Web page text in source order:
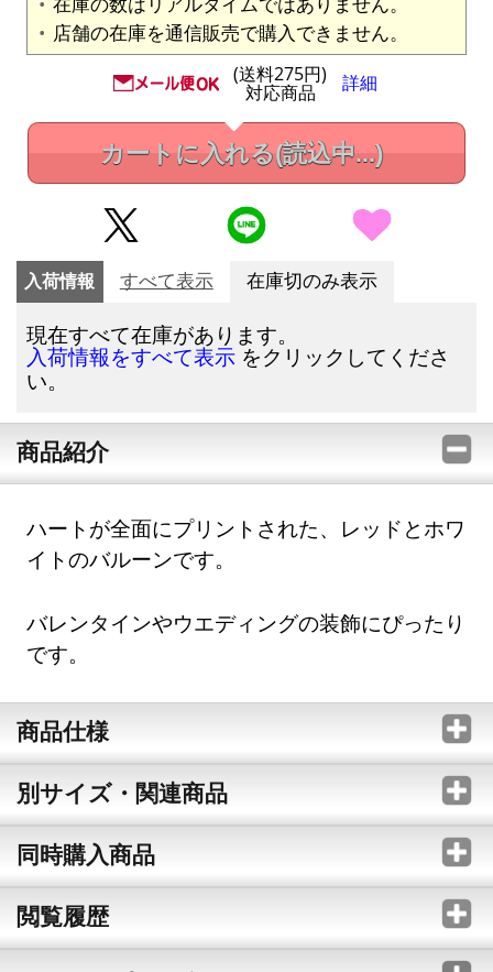
店舗の在庫を通信販売で購入できません。
(送料275円)
対応商品 詳細
カートに入れる(読込中...)
入荷情報 すべて表示 在庫切のみ表示
現在すべて在庫があります。
入荷情報をすべて表示 をクリックしてくださ
い。
商品紹介
ハートが全面にプリントされた、レッドとホワ
イトのバルーンです。
バレンタインやウエディングの装飾にぴったり
です。
商品仕様
別サイズ・関連商品
同時購入商品
閲覧履歴